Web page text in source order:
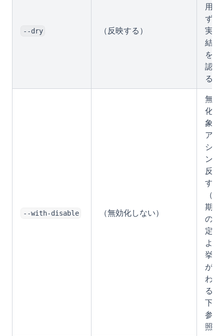
--dry （反映する）
用せ
ずに
実行
結果
を確
認す
る
--with-disable （無効化しない）
無効
化対
象の
アク
ショ
ンを
反映
する
（同
期先
の指
定に
より
挙動
が変
わ
る。
下記
参
照）